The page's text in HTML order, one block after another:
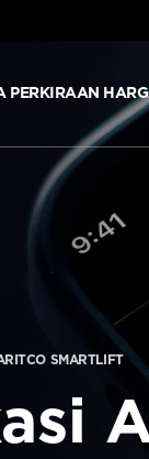
PERKIRAAN
SMARTLIFT